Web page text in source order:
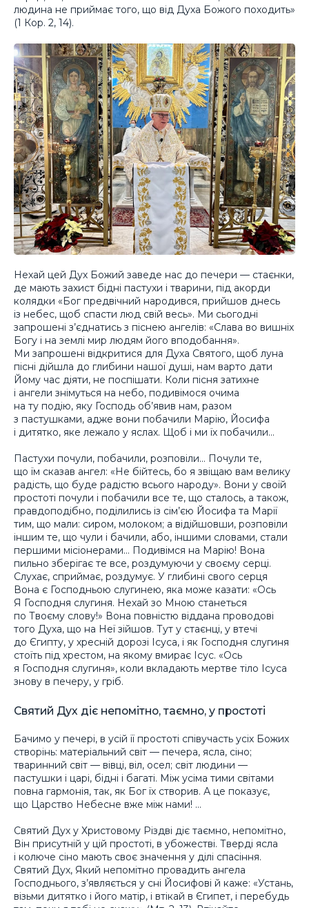
людина не приймає того, що від Духа Божого походить»
(1 Кор. 2, 14).
Нехай цей Дух Божий заведе нас до печери — стаєнки,
де мають захист бідні пастухи і тварини, під акорди
колядки «Бог предвічний народився, прийшов днесь
із небес, щоб спасти люд свій весь». Ми сьогодні
запрошені з’єднатись з піснею ангелів: «Слава во вишніх
Богу і на землі мир людям його вподобання».
Ми запрошені відкритися для Духа Святого, щоб луна
пісні дійшла до глибини нашої душі, нам варто дати
Йому час діяти, не поспішати. Коли пісня затихне
і ангели знімуться на небо, подивімося очима
на ту подію, яку Господь об’явив нам, разом
з пастушками, адже вони побачили Марію, Йосифа
і дитятко, яке лежало у яслах. Щоб і ми їх побачили…
Пастухи почули, побачили, розповіли… Почули те,
що їм сказав ангел: «Не бійтесь, бо я звіщаю вам велику
радість, що буде радістю всього народу». Вони у своїй
простоті почули і побачили все те, що сталось, а також,
правдоподібно, поділились із сім’єю Йосифа та Марії
тим, що мали: сиром, молоком; а відійшовши, розповіли
іншим те, що чули і бачили, або, іншими словами, стали
першими місіонерами… Подивімся на Марію! Вона
пильно зберігає те все, роздумуючи у своєму серці.
Слухає, сприймає, роздумує. У глибині свого серця
Вона є Господньою слугинею, яка може казати: «Ось
Я Господня слугиня. Нехай зо Мною станеться
по Твоєму слову!» Вона повністю віддана проводові
того Духа, що на Неї зійшов. Тут у стаєнці, у втечі
до Єгипту, у хресній дорозі Ісуса, і як Господня слугиня
стоїть під хрестом, на якому вмирає Ісус. «Ось
я Господня слугиня», коли вкладають мертве тіло Ісуса
знову в печеру, у гріб.
Святий Дух діє непомітно, таємно, у простоті
Бачимо у печері, в усій її простоті співучасть усіх Божих
створінь: матеріальний світ — печера, ясла, сіно;
тваринний світ — вівці, віл, осел; світ людини —
пастушки і царі, бідні і багаті. Між усіма тими світами
повна гармонія, так, як Бог їх створив. А це показує,
що Царство Небесне вже між нами! …
Святий Дух у Христовому Різдві діє таємно, непомітно,
Він присутній у цій простоті, в убожестві. Тверді ясла
і колюче сіно мають своє значення у ділі спасіння.
Святий Дух, Який непомітно провадить ангела
Господнього, з’являється у сні Йосифові й каже: «Устань,
візьми дитятко і його матір, і втікай в Єгипет, і перебудь